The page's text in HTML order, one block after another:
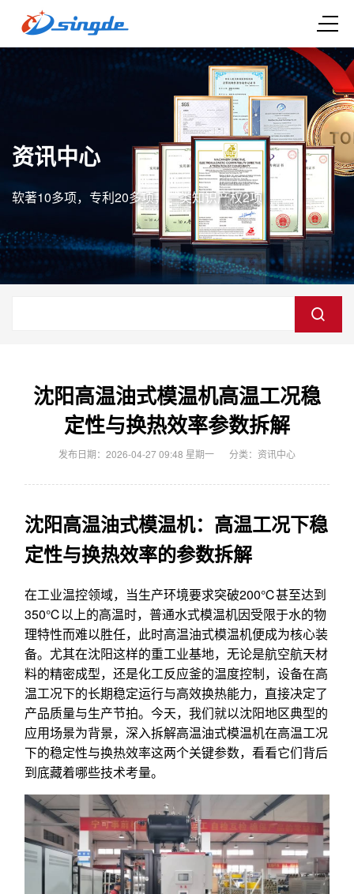
资讯中心
软著10多项，专利20多项，一类知识产权2项
沈阳高温油式模温机高温工况稳
定性与换热效率参数拆解
发布日期：2026-04-27 09:48 星期一 分类： 资讯中心
沈阳高温油式模温机：高温工况下稳
定性与换热效率的参数拆解
在工业温控领域，当生产环境要求突破200℃甚至达到
350℃以上的高温时，普通水式模温机因受限于水的物
理特性而难以胜任，此时高温油式模温机便成为核心装
备。尤其在沈阳这样的重工业基地，无论是航空航天材
料的精密成型，还是化工反应釜的温度控制，设备在高
温工况下的长期稳定运行与高效换热能力，直接决定了
产品质量与生产节拍。今天，我们就以沈阳地区典型的
应用场景为背景，深入拆解高温油式模温机在高温工况
下的稳定性与换热效率这两个关键参数，看看它们背后
到底藏着哪些技术考量。